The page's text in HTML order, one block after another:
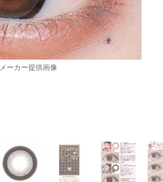
メーカー提供画像